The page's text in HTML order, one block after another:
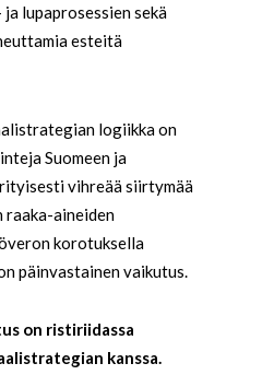
lupaprosessien sekä
esteitä
logiikka on
Suomeen ja
vihreää siirtymää
aineiden
korotuksella
päinvastainen vaikutus.
on ristiriidassa
kanssa.